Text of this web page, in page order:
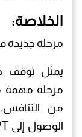
​الخلاصة:
مرحلة جديدة
مرحلة مهمة
من